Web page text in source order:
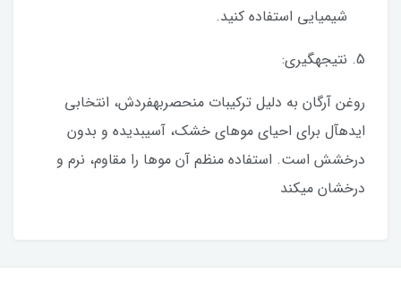
شیمیایی استفاده کنید.
5. نتیجهگیری:
روغن آرگان به دلیل ترکیبات منحصربهفردش، انتخابی
ایدهآل برای احیای موهای خشک، آسیبدیده و بدون
درخشش است. استفاده منظم آن موها را مقاوم، نرم و
درخشان میکند